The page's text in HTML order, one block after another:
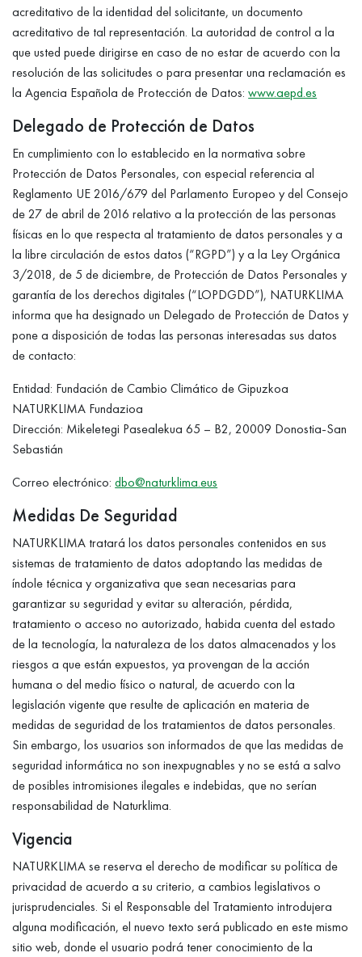
acreditativo de la identidad del solicitante, un documento
acreditativo de tal representación. La autoridad de control a la
que usted puede dirigirse en caso de no estar de acuerdo con la
resolución de las solicitudes o para presentar una reclamación es
la Agencia Española de Protección de Datos:www.aepd.es
Delegado de Protección de Datos
En cumplimiento con lo establecido en la normativa sobre
Protección de Datos Personales, con especial referencia al
Reglamento UE 2016/679 del Parlamento Europeo y del Consejo
de 27 de abril de 2016 relativo a la protección de las personas
físicas en lo que respecta al tratamiento de datos personales y a
la libre circulación de estos datos (“RGPD”) y a la Ley Orgánica
3/2018, de 5 de diciembre, de Protección de Datos Personales y
garantía de los derechos digitales (“LOPDGDD”), NATURKLIMA
informa que ha designado un Delegado de Protección de Datos y
pone a disposición de todas las personas interesadas sus datos
de contacto:
Entidad: Fundación de Cambio Climático de Gipuzkoa
NATURKLIMA Fundazioa
Dirección: Mikeletegi Pasealekua 65 – B2, 20009 Donostia-San
Sebastián
Correo electrónico:dbo@naturklima.eus
Medidas De Seguridad
NATURKLIMA tratará los datos personales contenidos en sus
sistemas de tratamiento de datos adoptando las medidas de
índole técnica y organizativa que sean necesarias para
garantizar su seguridad y evitar su alteración, pérdida,
tratamiento o acceso no autorizado, habida cuenta del estado
de la tecnología, la naturaleza de los datos almacenados y los
riesgos a que están expuestos, ya provengan de la acción
humana o del medio físico o natural, de acuerdo con la
legislación vigente que resulte de aplicación en materia de
medidas de seguridad de los tratamientos de datos personales.
Sin embargo, los usuarios son informados de que las medidas de
seguridad informática no son inexpugnables y no se está a salvo
de posibles intromisiones ilegales e indebidas, que no serían
responsabilidad de Naturklima.
Vigencia
NATURKLIMA se reserva el derecho de modificar su política de
privacidad de acuerdo a su criterio, a cambios legislativos o
jurisprudenciales. Si el Responsable del Tratamiento introdujera
alguna modificación, el nuevo texto será publicado en este mismo
sitio web, donde el usuario podrá tener conocimiento de la